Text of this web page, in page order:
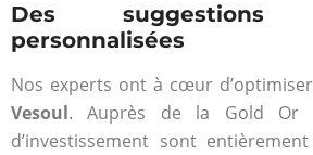
Des suggestions
personnalisées
Nos experts ont à cœur
Vesoul. Auprès de la Gold Or
d’investissement sont